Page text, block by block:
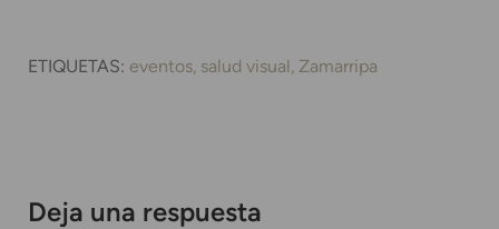
ETIQUETAS: eventos salud visual Zamarripa
Deja una respuesta